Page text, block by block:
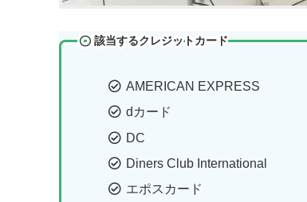
該当するクレジットカード
AMERICAN EXPRESS
dカード
DC
Diners Club International
エポスカード